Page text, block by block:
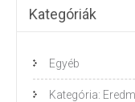
Kategóriák
Egyéb
Kategória: